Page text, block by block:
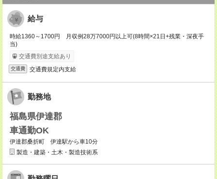
給与
時給1360～1700円 月収例28万7000円以上可(8時間×21日+残業・深夜手
当)
交通費別途支給あり
交通費 交通費規定内支給
勤務地
福島県伊達郡
車通勤OK
伊達郡桑折町 伊達駅から車10分
製造・建築・土木・製造技術系